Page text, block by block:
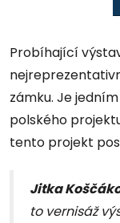
Probíhající
zámku. Je
polského
tento projekt
Jitka
to vernisáž